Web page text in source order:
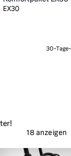
EX30
30-
18 anzeigen